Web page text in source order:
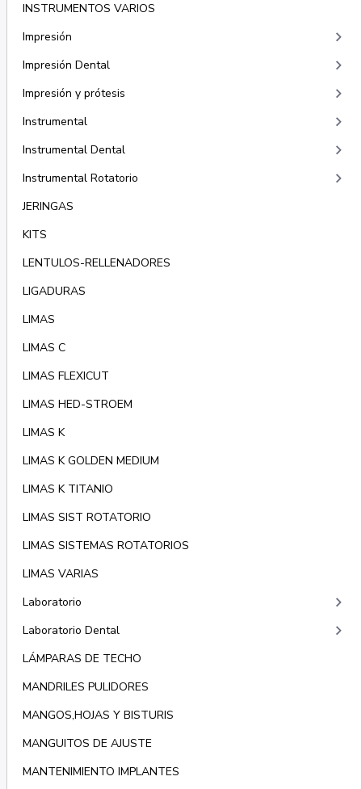
INSTRUMENTOS VARIOS
Impresión
keyboard_arrow_right
Impresión Dental keyboard_arrow_right
Impresión y prótesis keyboard_arrow_right
Instrumental keyboard_arrow_right
Instrumental Dental keyboard_arrow_right
Instrumental Rotatorio keyboard_arrow_right
JERINGAS
KITS
LENTULOS-RELLENADORES
LIGADURAS
LIMAS
LIMAS C
LIMAS FLEXICUT
LIMAS HED-STROEM
LIMAS K
LIMAS K GOLDEN MEDIUM
LIMAS K TITANIO
LIMAS SIST ROTATORIO
LIMAS SISTEMAS ROTATORIOS
LIMAS VARIAS
Laboratorio
keyboard_arrow_right
Laboratorio Dental keyboard_arrow_right
LÁMPARAS DE TECHO
MANDRILES PULIDORES
MANGOS,HOJAS Y BISTURIS
MANGUITOS DE AJUSTE
MANTENIMIENTO IMPLANTES